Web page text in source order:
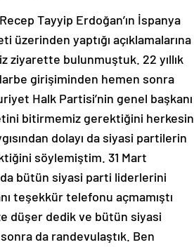
Tayyip Erdoğan’ın İspanya
üzerinden yaptığı açıklamalarına
ziyarette bulunmuştuk. 22 yıllık
girişiminden hemen sonra
Halk Partisi’nin genel başkanı
bitirmemiz gerektiğini herkesin
dolayı da siyasi partilerin
söylemiştim. 31 Mart
bütün siyasi parti liderlerini
teşekkür telefonu açmamıştı
düşer dedik ve bütün siyasi
da randevulaştık. Ben